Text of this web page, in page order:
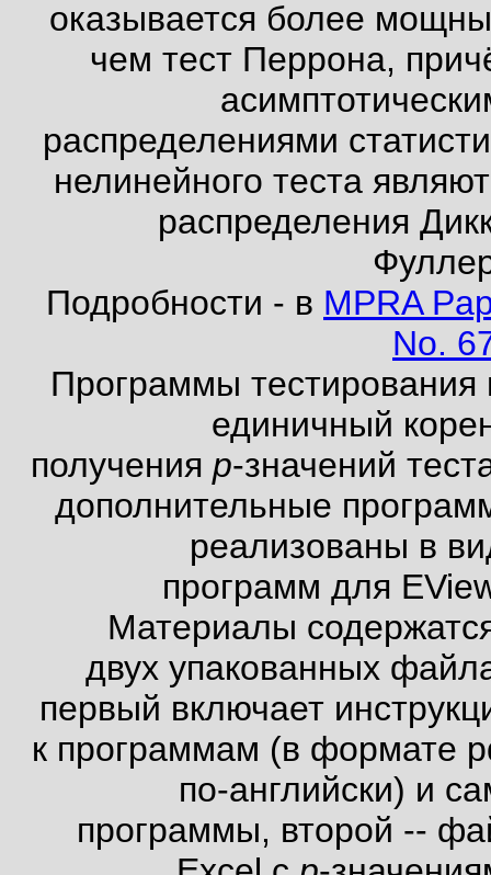
оказывается более
чем тест Перрона,
распределениями
нелинейного теста
распределения
Подробности - в MPRA
No.
Программы тестирования
единичный
получения p-значений
дополнительные
реализованы в
программ для
Материалы
двух упакованных
первый включает
к программам (в формате
по-английски) и
программы, второй --